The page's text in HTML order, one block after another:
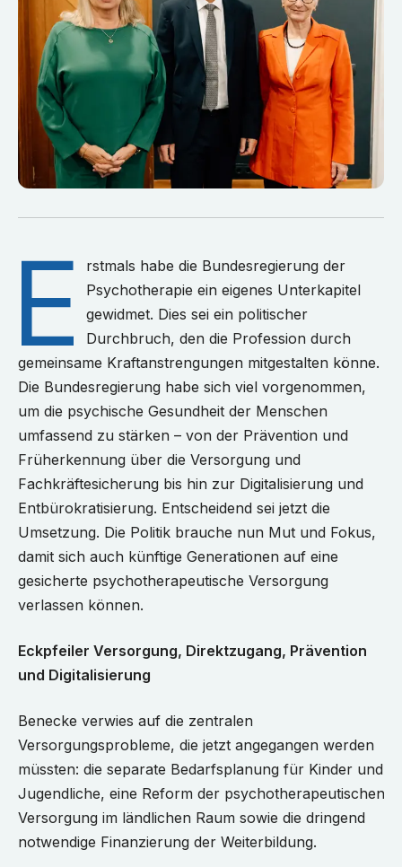
E
rstmals habe die Bundesregierung der
Psychotherapie ein eigenes Unterkapitel
gewidmet. Dies sei ein politischer
Durchbruch, den die Profession durch
gemeinsame Kraftanstrengungen mitgestalten könne.
Die Bundesregierung habe sich viel vorgenommen,
um die psychische Gesundheit der Menschen
umfassend zu stärken – von der Prävention und
Früherkennung über die Versorgung und
Fachkräftesicherung bis hin zur Digitalisierung und
Entbürokratisierung. Entscheidend sei jetzt die
Umsetzung. Die Politik brauche nun Mut und Fokus,
damit sich auch künftige Generationen auf eine
gesicherte psychotherapeutische Versorgung
verlassen können.
Eckpfeiler Versorgung, Direktzugang, Prävention
und Digitalisierung
Benecke verwies auf die zentralen
Versorgungsprobleme, die jetzt angegangen werden
müssten: die separate Bedarfsplanung für Kinder und
Jugendliche, eine Reform der psychotherapeutischen
Versorgung im ländlichen Raum sowie die dringend
notwendige Finanzierung der Weiterbildung.